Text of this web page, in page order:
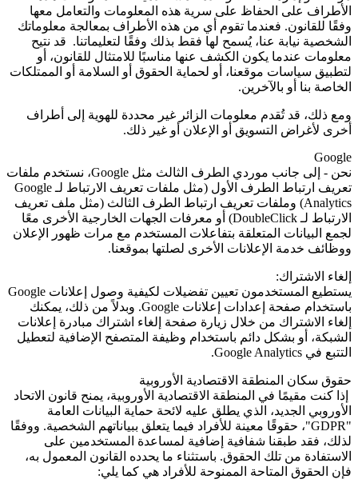
الأطراف على الحفاظ على سرية هذه المعلومات والتعامل معها
وفقًا للقانون. فعندما تقوم أي من هذه الأطراف بمعالجة معلوماتك
الشخصية نيابة عنا، يُسمح لها فقط بذلك وفقًا لتعليماتنا. قد نتيح
معلومات عندما يكون الكشف عنها مناسبًا للامتثال للقانون، أو
لتطبيق سياسات موقعنا، أو لحماية الحقوق أو السلامة أو الممتلكات
الخاصة بنا أو بالآخرين.
ومع ذلك، قد تُقدم معلومات الزائر غير محددة للهوية إلى أطراف
أخرى لأغراض التسويق أو الإعلان أو غير ذلك.
Google
نحن - إلى جانب موردي الطرف الثالث مثل Google، نستخدم ملفات
تعريف ارتباط الطرف الأول (مثل ملفات تعريف الارتباط لـ Google
Analytics) وملفات تعريف ارتباط الطرف الثالث (مثل ملف تعريف
الارتباط لـ DoubleClick) أو معرفات الجهات الخارجية الأخرى معًا
لجمع البيانات المتعلقة بتفاعلات المستخدم مع مرات ظهور الإعلان
ووظائف خدمة الإعلانات الأخرى لصلتها بموقعنا.
إلغاء الاشتراك:
يستطيع المستخدمون تعيين تفضيلات لكيفية وصول إعلانات Google
باستخدام صفحة إعدادات إعلانات Google. وبدلاً من ذلك، يمكنك
إلغاء الاشتراك من خلال زيارة صفحة إلغاء اشتراك مبادرة إعلانات
الشبكة، أو بشكل دائم باستخدام وظيفة المتصفح الإضافية لتعطيل
التتبع في Google Analytics
.
حقوق سكان المنطقة الاقتصادية الأوروبية
إذا كنت مقيمًا في المنطقة الاقتصادية الأوروبية، يمنح قانون الاتحاد
الأوروبي الجديد، الذي يطلق عليه لائحة حماية البيانات العامة
"GDPR"، حقوقًا معينة للأفراد فيما يتعلق ببياناتهم الشخصية. ووفقًا
لذلك، فقد طبقنا شفافية إضافية لمساعدة المستخدمين على
الاستفادة من تلك الحقوق. باستثناء ما يحدده القانون المعمول به،
فإن الحقوق المتاحة الممنوحة للأفراد هي كما يلي: